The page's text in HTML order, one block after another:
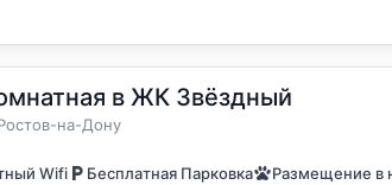
в ЖК Звёздный
на-Дону
Wifi Бесплатная Парковка Размещение в